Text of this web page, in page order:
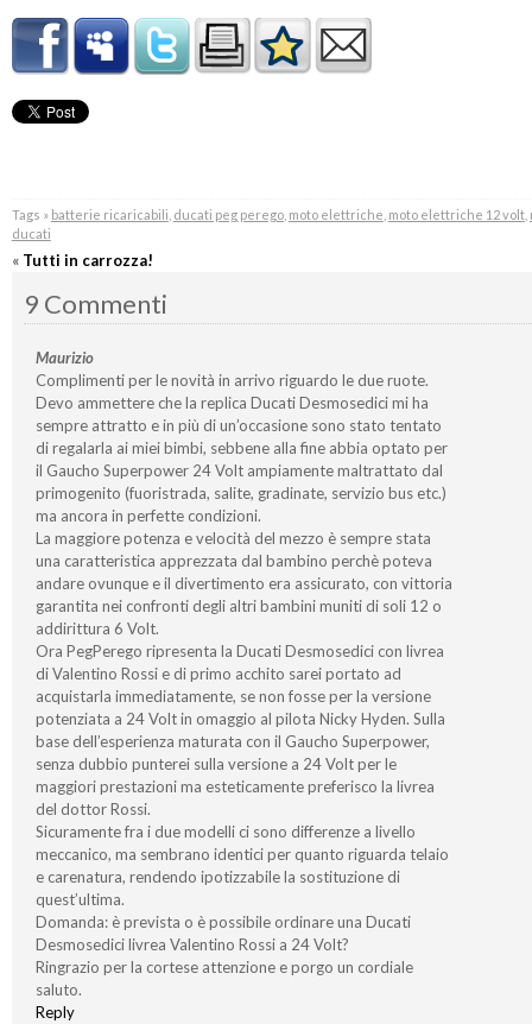
Tags » batterie ricaricabili ducati peg perego, moto elettriche moto elettriche 12 volt,
ducati
« Tutti in carrozza!
9 Commenti
Maurizio
Complimenti per le novità in arrivo riguardo le due ruote.
Devo ammettere che la replica Ducati Desmosedici mi ha
sempre attratto e in più di un’occasione sono stato tentato
di regalarla ai miei bimbi, sebbene alla fine abbia optato per
il Gaucho Superpower 24 Volt ampiamente maltrattato dal
primogenito (fuoristrada, salite, gradinate, servizio bus etc.)
ma ancora in perfette condizioni.
La maggiore potenza e velocità del mezzo è sempre stata
una caratteristica apprezzata dal bambino perchè poteva
andare ovunque e il divertimento era assicurato, con vittoria
garantita nei confronti degli altri bambini muniti di soli 12 o
addirittura 6 Volt.
Ora PegPerego ripresenta la Ducati Desmosedici con livrea
di Valentino Rossi e di primo acchito sarei portato ad
acquistarla immediatamente, se non fosse per la versione
potenziata a 24 Volt in omaggio al pilota Nicky Hyden. Sulla
base dell’esperienza maturata con il Gaucho Superpower,
senza dubbio punterei sulla versione a 24 Volt per le
maggiori prestazioni ma esteticamente preferisco la livrea
del dottor Rossi.
Sicuramente fra i due modelli ci sono differenze a livello
meccanico, ma sembrano identici per quanto riguarda telaio
e carenatura, rendendo ipotizzabile la sostituzione di
quest’ultima.
Domanda: è prevista o è possibile ordinare una Ducati
Desmosedici livrea Valentino Rossi a 24 Volt?
Ringrazio per la cortese attenzione e porgo un cordiale
saluto.
Reply